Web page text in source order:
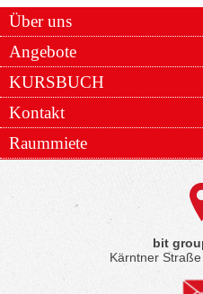
Über uns
Angebote
KURSBUCH
Kontakt
Raummiete
bit
Kärntner